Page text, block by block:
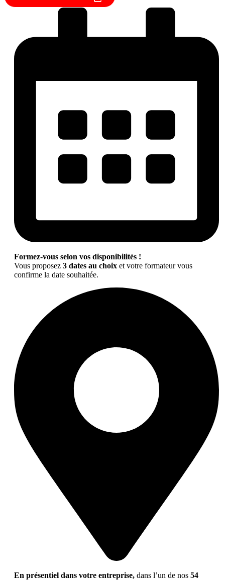
Formez-vous selon vos disponibilités !
Vous proposez 3 dates au choix et votre formateur vous
confirme la date souhaitée.
En présentiel dans votre entreprise, dans l’un de nos 54